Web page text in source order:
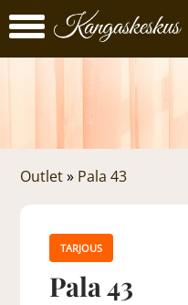
Outlet » Pala 43
TARJOUS
Pala 43